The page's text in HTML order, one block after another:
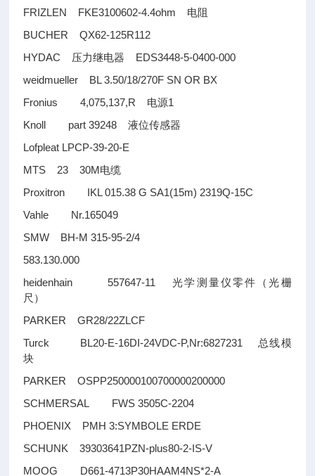
FRIZLEN FKE3100602-4.4ohm 电阻
BUCHER QX62-125R112
HYDAC 压力继电器
EDS3448-5-0400-000
weidmueller BL 3.50/18/270F SN OR BX
Fronius 4,075,137,R 电源1
Knoll part 39248液位传感器
Lofpleat LPCP-39-20-E
MTS 23 30M电缆
Proxitron IKL 015.38 G SA1(15m) 2319Q-15C
Vahle Nr.165049
SMW BH-M 315-95-2/4
583.130.000
heidenhain 557647-11光学测量仪零件（光栅
尺）
PARKER GR28/22ZLCF
Turck BL20-E-16DI-24VDC-P,Nr:6827231
总线模
块
PARKER OSPP250000100700000200000
SCHMERSAL FWS 3505C-2204
PHOENIX PMH 3:SYMBOLE ERDE
SCHUNK 39303641PZN-plus80-2-IS-V
MOOG D661-4713P30HAAM4NS*2-A